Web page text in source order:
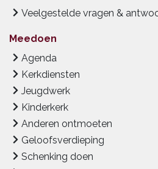
Veelgestelde vragen &
Meedoen
Agenda
Kerkdiensten
Jeugdwerk
Kinderkerk
Anderen ontmoeten
Geloofsverdieping
Schenking doen